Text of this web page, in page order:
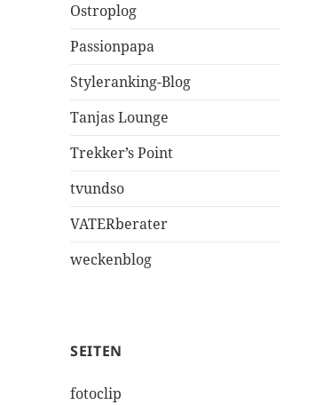
Ostroplog
Passionpapa
Styleranking-Blog
Tanjas Lounge
Trekker’s Point
tvundso
VATERberater
weckenblog
SEITEN
fotoclip